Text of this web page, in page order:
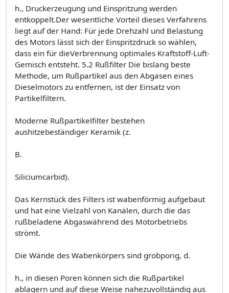
h., Druckerzeugung und Einspritzung werden
entkoppelt.Der wesentliche Vorteil dieses Verfahrens
liegt auf der Hand: Für jede Drehzahl und Belastung
des Motors lässt sich der Einspritzdruck so wählen,
dass ein für dieVerbrennung optimales Kraftstoff-Luft-
Gemisch entsteht. 5.2 Rußfilter Die bislang beste
Methode, um Rußpartikel aus den Abgasen eines
Dieselmotors zu entfernen, ist der Einsatz von
Partikelfiltern.
Moderne Rußpartikelfilter bestehen
aushitzebeständiger Keramik (z.
B.
Siliciumcarbid).
Das Kernstück des Filters ist wabenförmig aufgebaut
und hat eine Vielzahl von Kanälen, durch die das
rußbeladene Abgaswährend des Motorbetriebs
strömt.
Die Wände des Wabenkörpers sind grobporig, d.
h., in diesen Poren können sich die Rußpartikel
ablagern und auf diese Weise nahezuvollständig aus